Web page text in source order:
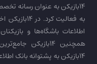
به فعالیت
اطلاعات باشگاه‌ها و
همچنین 14بازیکن
14بازیکن به پشتوانه بانک